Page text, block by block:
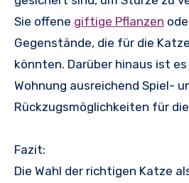
Sie offene giftige Pflanzen
Gegenstände, die für die
könnten. Darüber hinaus ist
Wohnung ausreichend Spiel-
Rückzugsmöglichkeiten für
Fazit:
Die Wahl der richtigen Katze